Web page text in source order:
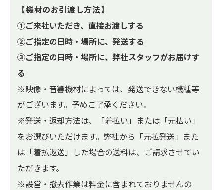
【機材のお引渡し方法】
①ご来社いただき、直接お渡しする
②ご指定の日時・場所に、発送する
③ご指定の日時・場所に、弊社スタッフがお届けす
る
※映像・音響機材によっては、発送できない機種等
がございます。予めご了承ください。
※発送・返却方法は、「着払い」または「元払い」
をお選びいただけます。弊社から「元払発送」また
は「着払返送」した場合の送料は、ご請求させてい
ただきます。
※設営・撤去作業は料金に含まれておりませんの